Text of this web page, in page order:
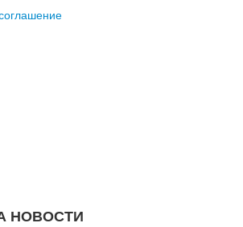
НОВОСТИ